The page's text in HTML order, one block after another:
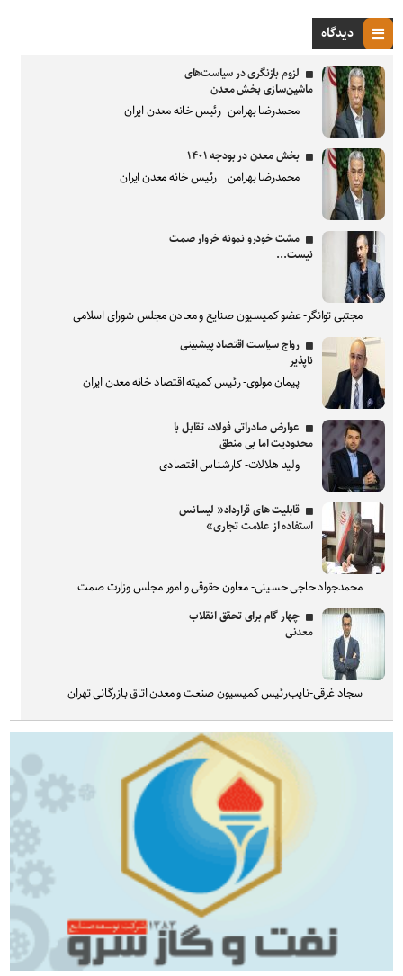
دیدگاه
لزوم بازنگری در سیاست‌های
ماشین‌سازی بخش معدن
محمدرضا بهرامن- رئیس خانه معدن ایران
بخش معدن در بودجه ۱۴۰۱
محمدرضا بهرامن _ رئیس خانه معدن ایران
مشت خودرو نمونه خروار صمت
نیست...
مجتبی توانگر- عضو کمیسیون صنایع و معادن مجلس شورای اسلامی
رواج سیاست اقتصاد پیشبینی
ناپذیر
پیمان مولوی- رئیس کمیته اقتصاد خانه معدن ایران
عوارض صادراتی فولاد، تقابل با
محدودیت اما بی منطق
ولید هلالات- کارشناس اقتصادی
قابلیت های قرارداد« لیسانس
استفاده از علامت تجاری»
محمدجواد حاجی حسینی- معاون حقوقی و امور مجلس وزارت صمت
چهار گام برای تحقق انقلاب
معدنی
سجاد غرقی-نایب‌رئیس کمیسیون صنعت و معدن اتاق بازرگانی تهران